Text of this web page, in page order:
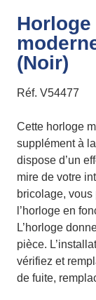
(Noir)
Réf. V54477
Cette horloge
supplément à
dispose d’un
mire de votre
bricolage,
l’horloge en
L’horloge
pièce.
vérifiez et
de fuite,